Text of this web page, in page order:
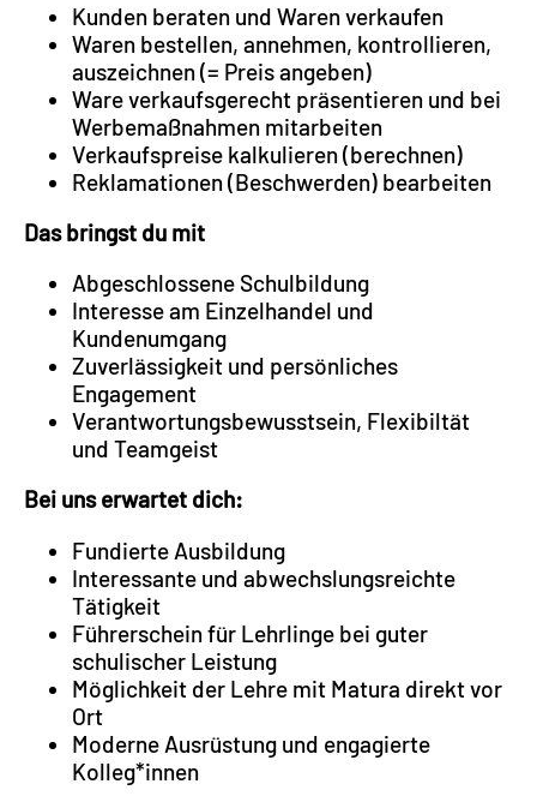
Kunden beraten und Waren verkaufen
Waren bestellen, annehmen, kontrollieren,
auszeichnen (= Preis angeben)
Ware verkaufsgerecht präsentieren und bei
Werbemaßnahmen mitarbeiten
Verkaufspreise kalkulieren (berechnen)
Reklamationen (Beschwerden) bearbeiten
Das bringst du mit
Abgeschlossene Schulbildung
Interesse am Einzelhandel und
Kundenumgang
Zuverlässigkeit und persönliches
Engagement
Verantwortungsbewusstsein, Flexibiltät
und Teamgeist
Bei uns erwartet dich:
Fundierte Ausbildung
Interessante und abwechslungsreichte
Tätigkeit
Führerschein für Lehrlinge bei guter
schulischer Leistung
Möglichkeit der Lehre mit Matura direkt vor
Ort
Moderne Ausrüstung und engagierte
Kolleg*innen